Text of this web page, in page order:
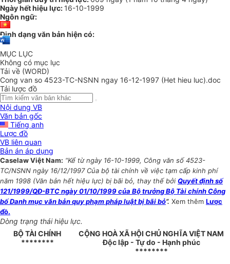
Ngày hết hiệu lực: 16-10-1999
Ngôn ngữ:
Định dạng văn bản hiện có:
MỤC LỤC
Không có mục lục
Tải về (WORD)
Cong van so 4523-TC-NSNN ngay 16-12-1997 (Het hieu luc).doc
Tải lược đồ
Nội dung VB
Văn bản gốc
Tiếng anh
Lược đồ
VB liên quan
Bản án áp dụng
Caselaw Việt Nam: “Kể từ ngày 16-10-1999, Công văn số 4523-
TC/NSNN ngày 16/12/1997 Của bộ tài chính về việc tạm cấp kinh phí
năm 1998 (Văn bản hết hiệu lực) bị bãi bỏ, thay thế bởi Quyết định số
121/1999/QĐ-BTC ngày 01/10/1999 của Bộ trưởng Bộ Tài chính Công
bố Danh mục văn bản quy phạm pháp luật bị bãi bỏ”. Xem thêm Lược
đồ.
Dòng trạng thái hiệu lực.
BỘ TÀI CHÍNH
********
CỘNG HOÀ XÃ HỘI CHỦ NGHĨA VIỆT NAM
Độc lập - Tự do - Hạnh phúc
********